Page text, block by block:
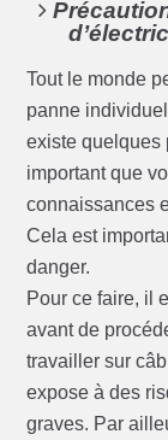
Tout le monde
panne
existe quelques
important que
connaissances
Cela est
danger.
Pour ce faire, il
avant de
travailler sur
expose à des
graves. Par